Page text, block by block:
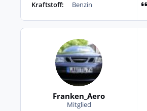
Kraftstoff:
Benzin
Franken_Aero
Mitglied